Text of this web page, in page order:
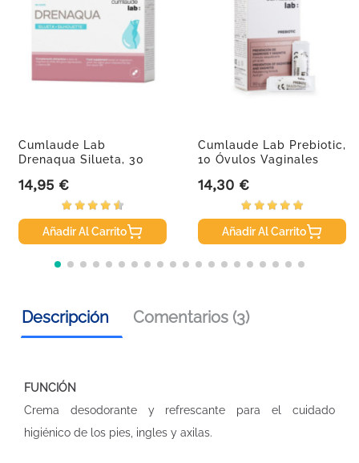
Cumlaude Lab
Drenaqua Silueta, 30
Precio
14,95 €
Añadir Al Carrito
Cumlaude Lab Prebiotic,
10 Óvulos Vaginales
Precio
14,30 €
Añadir Al Carrito
Descripción Comentarios (3)
FUNCIÓN
Crema desodorante y refrescante para el cuidado
higiénico de los pies, ingles y axilas.